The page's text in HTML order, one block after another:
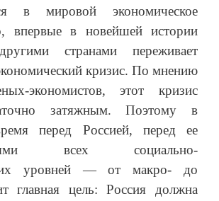
в мировой экономическое
впервые в новейшей истории
странами переживает
кризис. По мнению
экономистов, этот кризис
затяжным. Поэтому в
перед Россией, перед ее
всех социально-
уровней — от макро- до
главная цель: Россия должна